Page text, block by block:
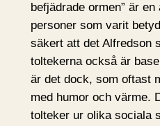
befjädrade ormen” är
personer som varit
säkert att det Alfredson
toltekerna också är
är det dock, som oftast
med humor och värme.
tolteker ur olika sociala